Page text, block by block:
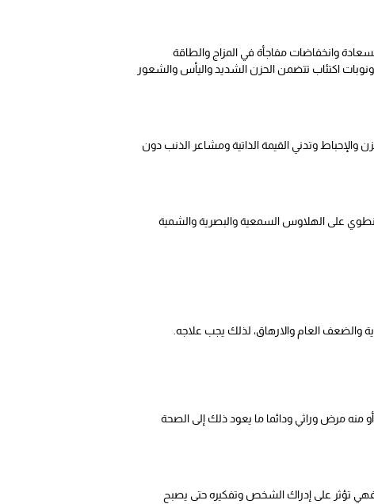
وانخفاضات مفاجأة في المزاج والطاقة
اكتئاب تتضمن الحزن الشديد واليأس والشعور
وتدني القيمة الذاتية ومشاعر الذنب دون
على الهلاوس السمعية والبصرية والشمية
والضعف العام والارهاق، لذلك يجب علاجه.
منه مرض وراثي ودائما ما يعود ذلك إلى الصحة
فهي تؤثر على إدراك الشخص وتفكيره حتى يصبح